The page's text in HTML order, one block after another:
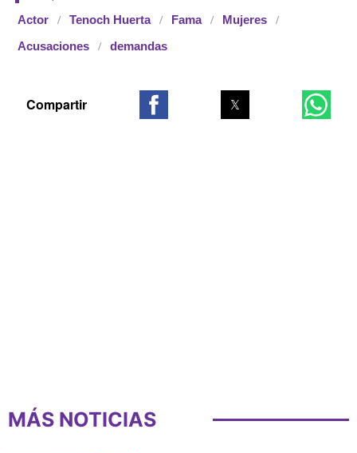
Actor Tenoch Huerta Fama Mujeres
Acusaciones demandas
MÁS NOTICIAS